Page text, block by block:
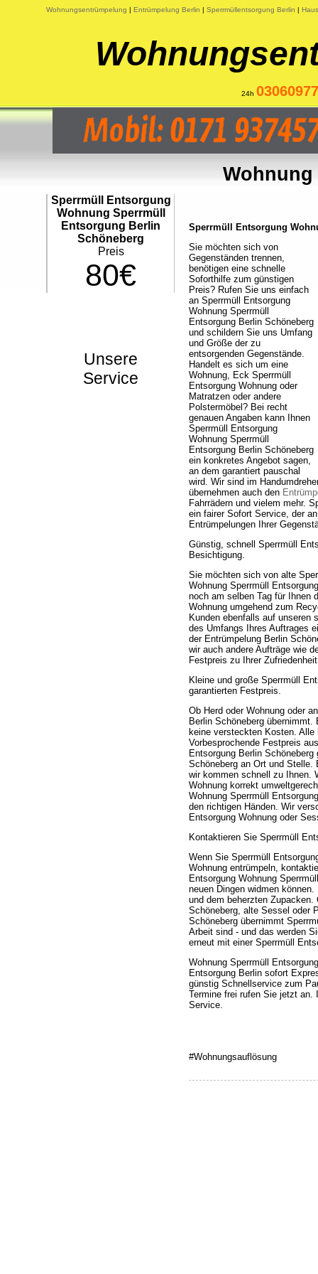
Wohnungsentrümpelung | Entrümpelung Berlin | Sperrmüllentsorgung Berlin |
24h
Sperrmüll Entsorgung
Wohnung Sperrmüll
Entsorgung Berlin
Schöneberg
Preis
80€
Unsere
Service
Sperrmüll Entsorgung
Sie möchten sich von
Gegenständen trennen,
benötigen eine schnelle
Soforthilfe zum günstigen
Preis? Rufen Sie uns einfach
an Sperrmüll Entsorgung
Wohnung Sperrmüll
Entsorgung Berlin Schöneberg
und schildern Sie uns Umfang
und Größe der zu
entsorgenden Gegenstände.
Handelt es sich um eine
Wohnung, Eck Sperrmüll
Entsorgung Wohnung oder
Matratzen oder andere
Polstermöbel? Bei recht
genauen Angaben kann Ihnen
Sperrmüll Entsorgung
Wohnung Sperrmüll
Entsorgung Berlin Schöneberg
ein konkretes Angebot sagen,
an dem garantiert pauschal
wird. Wir sind im
übernehmen auch den
Fahrrädern und vielem mehr.
ein fairer Sofort Service, der
Entrümpelungen Ihrer
Günstig, schnell Sperrmüll
Besichtigung.
Sie möchten sich von alte
Wohnung Sperrmüll
noch am selben Tag für Ihnen
Wohnung umgehend zum
Kunden ebenfalls auf unseren
des Umfangs Ihres Auftrages
der Entrümpelung Berlin
wir auch andere Aufträge wie
Festpreis zu Ihrer
Kleine und große Sperrmüll
garantierten Festpreis.
Ob Herd oder Wohnung oder
Berlin Schöneberg
keine versteckten Kosten.
Vorbesprochende Festpreis
Entsorgung Berlin
Schöneberg an Ort und Stelle.
wir kommen schnell zu Ihnen.
Wohnung korrekt
Wohnung Sperrmüll
den richtigen Händen. Wir
Entsorgung Wohnung oder
Kontaktieren Sie Sperrmüll
Wenn Sie Sperrmüll
Wohnung entrümpeln,
Entsorgung Wohnung
neuen Dingen widmen
und dem beherzten
Schöneberg, alte Sessel oder
Schöneberg übernimmt
Arbeit sind - und das werden
erneut mit einer Sperrmüll
Wohnung Sperrmüll
Entsorgung Berlin sofort
günstig Schnellservice zum
Termine frei rufen Sie jetzt an.
Service.
#Wohnungsauflösung